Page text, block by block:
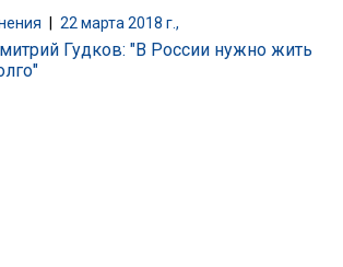
22 марта 2018 г.,
Гудков: "В России нужно жить